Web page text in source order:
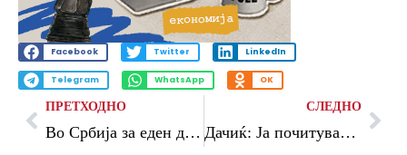
Facebook Twitter LinkedIn
Telegram WhatsApp OK
ПРЕТХОДНО
Во Србија за еден ден предадени 1400 парчиња оружје, 45.000 парчиња муниција и 1000 парчиња минско-експлозивни направи
СЛЕДНО
Дачиќ: Ја почитувам оставката на Ружиќ, но не ја поддржувам оставката на остатокот од владата